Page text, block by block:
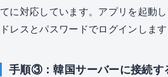
てに対応しています。アプリを起動
ドレスとパスワードでログインします
手順③：韓国サーバーに接続す